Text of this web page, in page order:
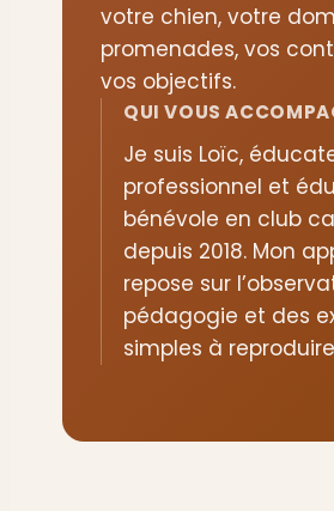
votre chien, votre
promenades, vos
vos objectifs.
QUI VOUS
Je suis Loïc,
professionnel et
bénévole en club
depuis 2018. Mon
repose sur
pédagogie et des
simples à